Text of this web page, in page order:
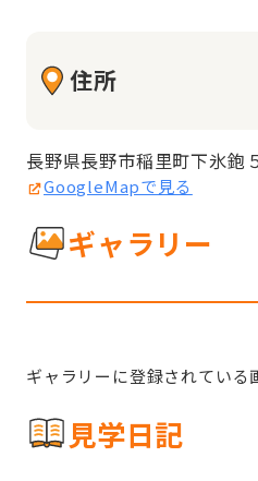
住所
長野県長野市稲里町下氷鉋
GoogleMapで見る
ギャラリー
ギャラリーに登録されている
見学日記